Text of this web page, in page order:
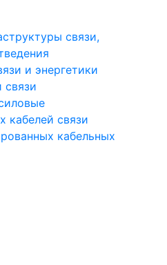
связи,
и энергетики
связи
кабелей связи
кабельных